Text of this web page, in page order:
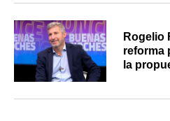
Rogelio
reforma
la